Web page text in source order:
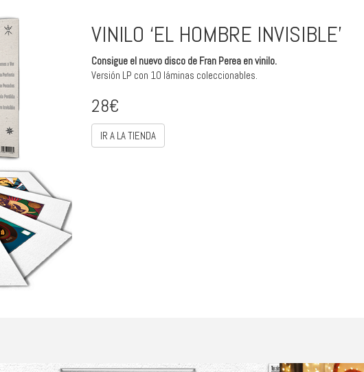
VINILO ‘EL HOMBRE INVISIBLE’
Consigue el nuevo disco de Fran Perea en vinilo.
Versión LP con 10 láminas coleccionables.
28€
IR A LA TIENDA